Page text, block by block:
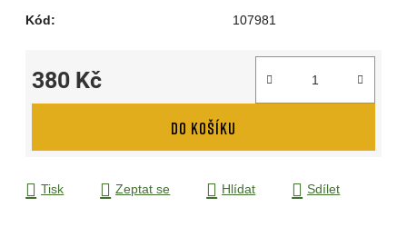
Kód: 107981
380 Kč
Měrná cena:
DO KOŠÍKU
Tisk Zeptat se Hlídat Sdílet